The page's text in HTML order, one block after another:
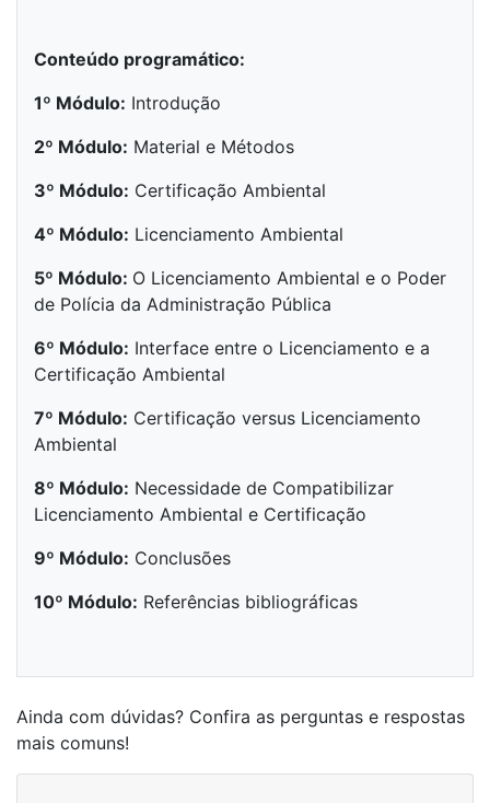
Conteúdo programático:
1º Módulo: Introdução
2º Módulo: Material e Métodos
3º Módulo: Certificação Ambiental
4º Módulo: Licenciamento Ambiental
5º Módulo: O Licenciamento Ambiental e o Poder
de Polícia da Administração Pública
6º Módulo: Interface entre o Licenciamento e a
Certificação Ambiental
7º Módulo: Certificação versus Licenciamento
Ambiental
8º Módulo: Necessidade de Compatibilizar
Licenciamento Ambiental e Certificação
9º Módulo: Conclusões
10º Módulo: Referências bibliográficas
Ainda com dúvidas? Confira as perguntas e respostas
mais comuns!